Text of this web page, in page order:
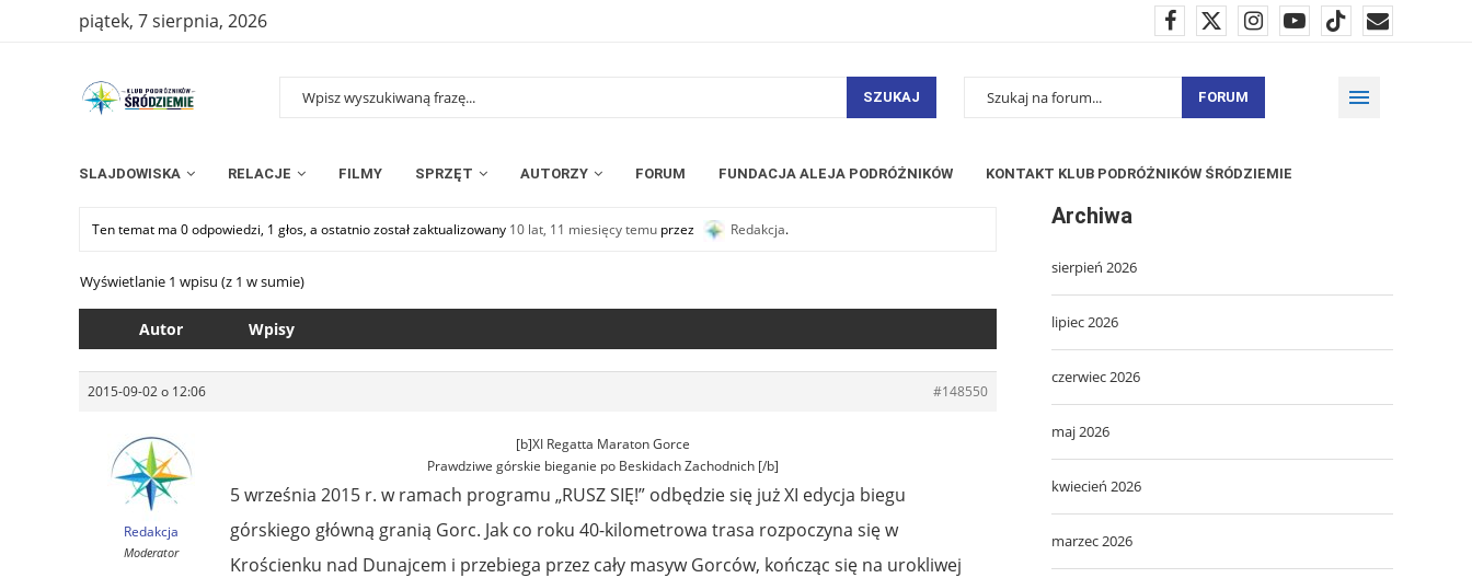
piątek, 7 sierpnia, 2026
SZUKAJ FORUM
SLAJDOWISKA RELACJE FILMY SPRZĘT AUTORZY FORUM FUNDACJA ALEJA PODRÓŻNIKÓW KONTAKT KLUB PODRÓŻNIKÓW ŚRÓDZIEMIE
Ten temat ma 0 odpowiedzi, 1 głos, a ostatnio został zaktualizowany 10 lat, 11 miesięcy temu przez Redakcja.
Wyświetlanie 1 wpisu (z 1 w sumie)
Autor Wpisy
2015-09-02 o 12:06 #148550
Redakcja
Moderator
[b]XI Regatta Maraton Gorce
Prawdziwe górskie bieganie po Beskidach Zachodnich [/b]
5 września 2015 r. w ramach programu „RUSZ SIĘ!” odbędzie się już XI edycja biegu
górskiego główną granią Gorc. Jak co roku 40-kilometrowa trasa rozpoczyna się w
Krościenku nad Dunajcem i przebiega przez cały masyw Gorców, kończąc się na urokliwej
Archiwa
sierpień 2026
lipiec 2026
czerwiec 2026
maj 2026
kwiecień 2026
marzec 2026